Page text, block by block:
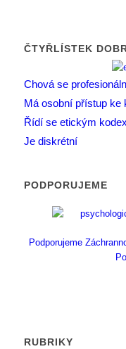
ČTYŘLÍSTEK
Chová se
Má osobní přístup ke
Řídí se etickým
Je diskrétní
PODPORUJEME
Podporujeme
RUBRIKY